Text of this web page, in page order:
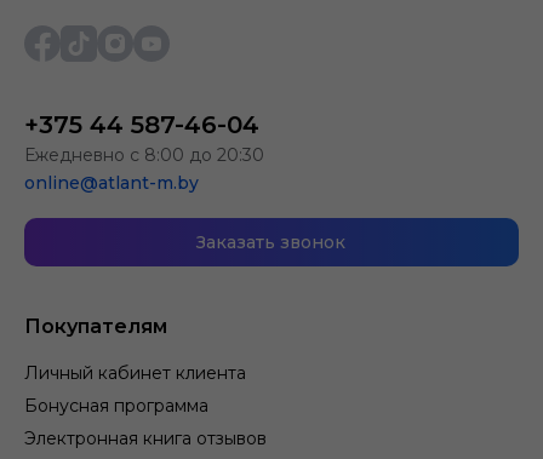
Покупателям
Личный кабинет клиента
Бонусная программа
Электронная книга отзывов
+375 44 587-46-04
Ежедневно с 8:00 до 20:30
online@atlant-m.by
Заказать звонок